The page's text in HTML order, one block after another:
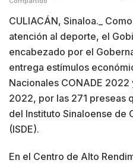
CULIACÁN, Sinaloa._
atención al deporte, el
encabezado por el
entrega estímulos
Nacionales CONADE 2022
2022, por las 271 preseas
del Instituto Sinaloense de
(ISDE).
En el Centro de Alto